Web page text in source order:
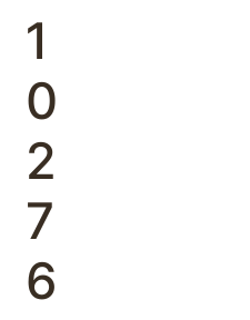
1
0
2
7
6